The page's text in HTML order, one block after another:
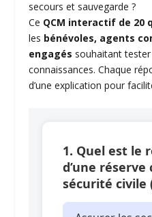
secours et sauvegarde ?
Ce QCM interactif de 20
les bénévoles, agents
engagés souhaitant
connaissances. Chaque
d’une explication pour